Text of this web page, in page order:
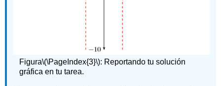
Figura\(\PageIndex{3}\): Reportando tu solución
gráfica en tu tarea.